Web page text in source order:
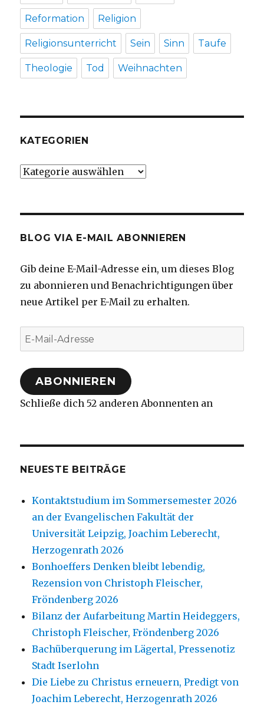
Reformation Religion
Religionsunterricht Sein Sinn Taufe
Theologie Tod Weihnachten
KATEGORIEN
Kategorien
BLOG VIA E-MAIL ABONNIEREN
Gib deine E-Mail-Adresse ein, um dieses Blog
zu abonnieren und Benachrichtigungen über
neue Artikel per E-Mail zu erhalten.
E-
Mail-
Adresse
ABONNIEREN
Schließe dich 52 anderen Abonnenten an
NEUESTE BEITRÄGE
Kontaktstudium im Sommersemester 2026
an der Evangelischen Fakultät der
Universität Leipzig, Joachim Leberecht,
Herzogenrath 2026
Bonhoeffers Denken bleibt lebendig,
Rezension von Christoph Fleischer,
Fröndenberg 2026
Bilanz der Aufarbeitung Martin Heideggers,
Christoph Fleischer, Fröndenberg 2026
Bachüberquerung im Lägertal, Pressenotiz
Stadt Iserlohn
Die Liebe zu Christus erneuern, Predigt von
Joachim Leberecht, Herzogenrath 2026